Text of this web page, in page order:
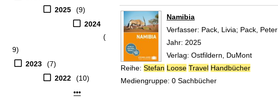
2025
(9)
2024
(
9)
2023
(7)
2022
(10)
Namibia
Verfasser: Pack, Livia; Pack, Peter
Jahr: 2025
Verlag: Ostfildern, DuMont
Reihe: Stefan Loose Travel Handbücher
Mediengruppe: 0 Sachbücher